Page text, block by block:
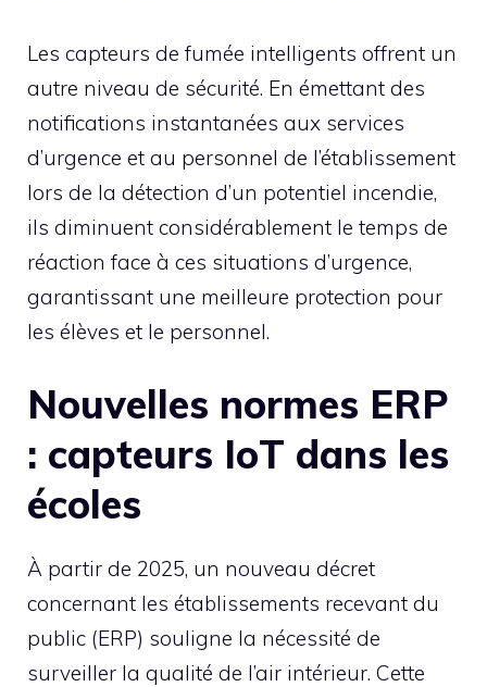
Les capteurs de fumée intelligents offrent un
autre niveau de sécurité. En émettant des
notifications instantanées aux services
d’urgence et au personnel de l’établissement
lors de la détection d’un potentiel incendie,
ils diminuent considérablement le temps de
réaction face à ces situations d’urgence,
garantissant une meilleure protection pour
les élèves et le personnel.
Nouvelles normes ERP
: capteurs IoT dans les
écoles
À partir de 2025, un nouveau décret
concernant les établissements recevant du
public (ERP) souligne la nécessité de
surveiller la qualité de l’air intérieur. Cette